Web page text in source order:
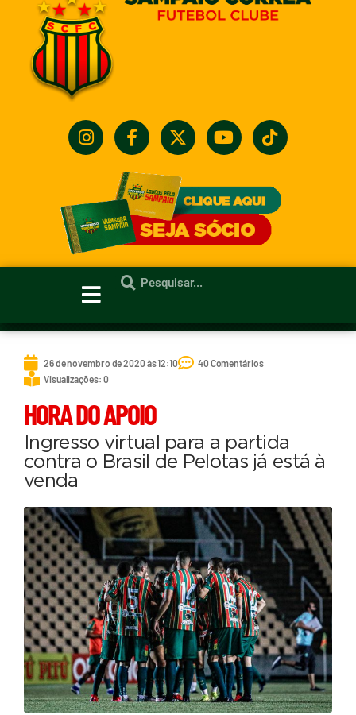
26 de novembro de 2020 às 12:10
40 Comentários
Visualizações: 0
HORA DO APOIO
Ingresso virtual para a partida
contra o Brasil de Pelotas já está à
venda